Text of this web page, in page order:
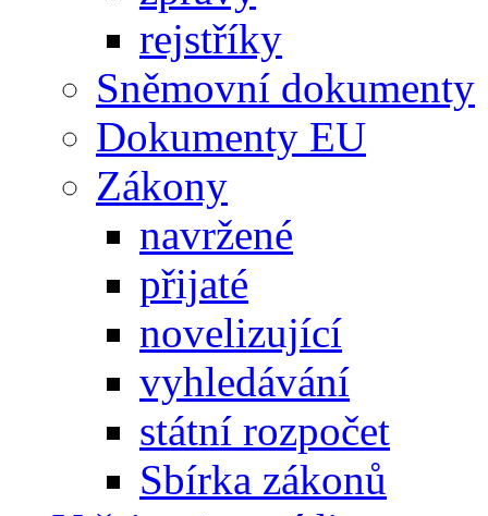
rejstříky
Sněmovní dokumenty
Dokumenty EU
Zákony
navržené
přijaté
novelizující
vyhledávání
státní rozpočet
Sbírka zákonů